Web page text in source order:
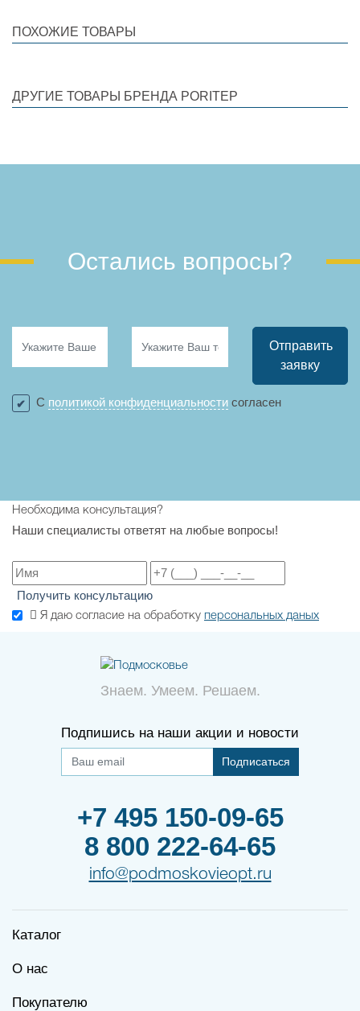
ПОХОЖИЕ ТОВАРЫ
ДРУГИЕ ТОВАРЫ БРЕНДА PORITEP
Остались вопросы?
Отправить
заявку
С политикой конфиденциальности согласен
Необходима консультация?
Наши специалисты ответят на любые вопросы!
Получить консультацию
Я даю согласие на обработку персональных даных
Знаем. Умеем. Решаем.
Подпишись на наши акции и новости
Подписаться
+7 495 150-09-65
8 800 222-64-65
info@podmoskovieopt.ru
Каталог
О нас
Покупателю